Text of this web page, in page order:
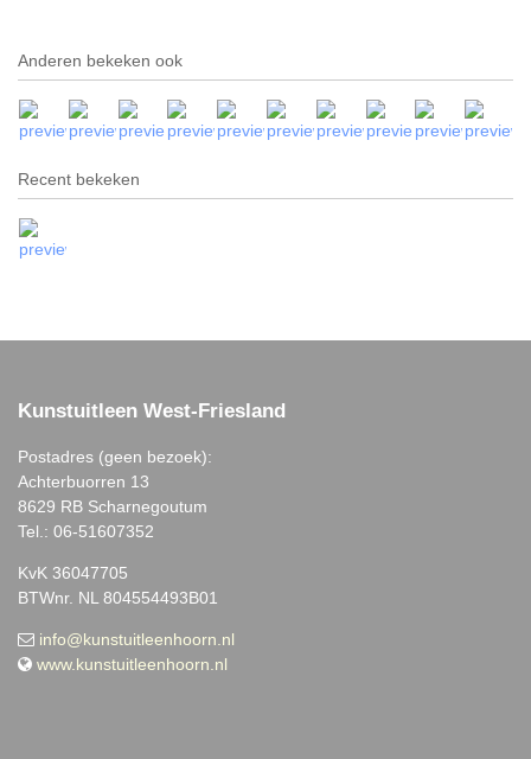
Anderen bekeken ook
Recent bekeken
Kunstuitleen West-Friesland
Postadres (geen bezoek):
Achterbuorren 13
8629 RB Scharnegoutum
Tel.: 06-51607352
KvK 36047705
BTWnr. NL 804554493B01
info@kunstuitleenhoorn.nl
www.kunstuitleenhoorn.nl